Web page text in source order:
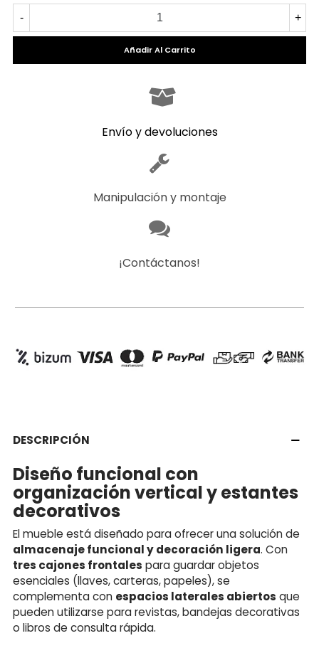
- +
Añadir Al Carrito
Envío y devoluciones
Manipulación y montaje
¡Contáctanos!
DESCRIPCIÓN
Diseño funcional con
organización vertical y estantes
decorativos
El mueble está diseñado para ofrecer una solución de
almacenaje funcional y decoración ligera. Con
tres cajones frontales para guardar objetos
esenciales (llaves, carteras, papeles), se
complementa con espacios laterales abiertos que
pueden utilizarse para revistas, bandejas decorativas
o libros de consulta rápida.